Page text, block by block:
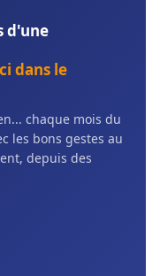
d'une
dans le
chaque mois du
les bons gestes au
depuis des